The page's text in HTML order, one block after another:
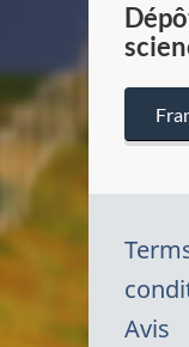
Avis